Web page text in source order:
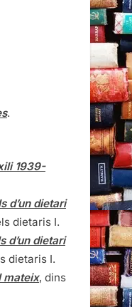
.
1939-
d’un dietari
dietaris I.
d’un dietari
dietaris I.
mateix, dins